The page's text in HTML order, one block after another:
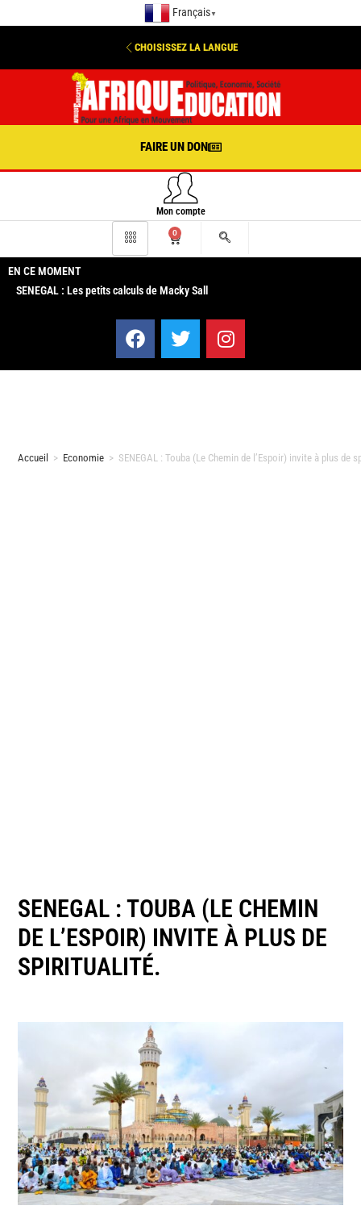
Français ▼
CHOISISSEZ LA LANGUE
FAIRE UN DON
Mon compte
0
EN CE MOMENT
SENEGAL : Les petits calculs de Macky Sall
Accueil > Economie > SENEGAL : Touba (Le Chemin de l’Espoir) invite à plus de
SENEGAL : TOUBA (LE CHEMIN
DE L’ESPOIR) INVITE À PLUS DE
SPIRITUALITÉ.